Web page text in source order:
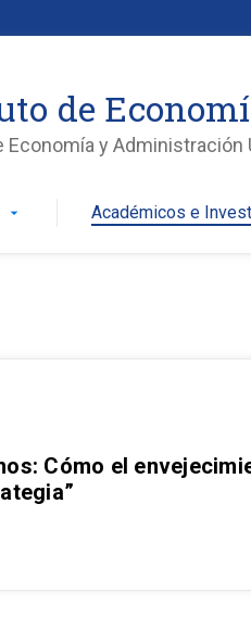
de
Economía y Administración
arrow_drop_down Académicos e
Cómo el